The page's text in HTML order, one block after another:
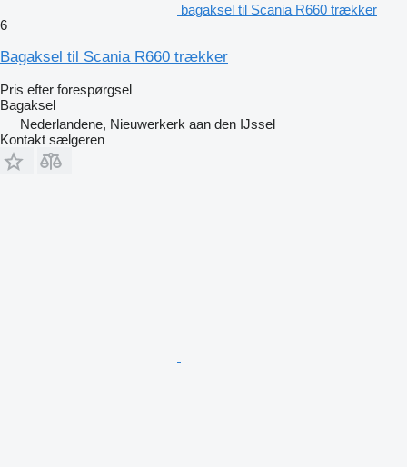
bagaksel til Scania R660 trækker
6
Bagaksel til Scania R660 trækker
Pris efter forespørgsel
Bagaksel
Nederlandene, Nieuwerkerk aan den IJssel
Kontakt sælgeren